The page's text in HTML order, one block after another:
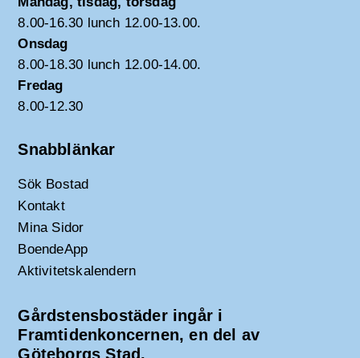
8.00-16.30 lunch 12.00-13.00.
Onsdag
8.00-18.30 lunch 12.00-14.00.
Fredag
8.00-12.30
Snabblänkar
Sök Bostad
Kontakt
Mina Sidor
BoendeApp
Aktivitetskalendern
Gårdstensbostäder ingår i
Framtidenkoncernen, en del av
Göteborgs Stad.